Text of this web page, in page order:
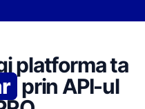
platforma ta
prin API-ul